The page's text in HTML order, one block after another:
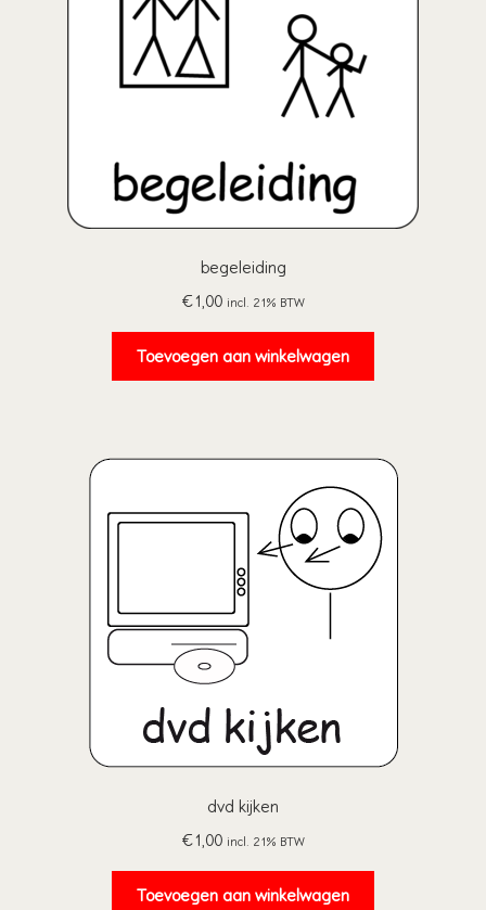
begeleiding
€1,00 incl. 21% BTW
Toevoegen aan winkelwagen
dvd kijken
€1,00 incl. 21% BTW
Toevoegen aan winkelwagen